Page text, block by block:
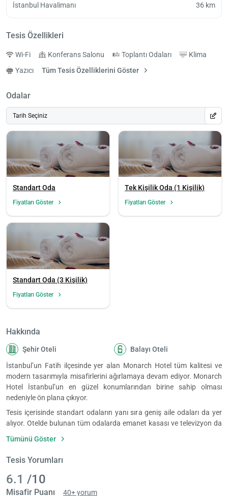
İstanbul Havalimanı
36 km
Tesis Özellikleri
Wi-Fi Konferans Salonu Toplantı Odaları
Klima
Yazıcı
Tüm Tesis Özelliklerini Göster
Odalar
Tarih Seçiniz
Standart Oda
Fiyatları Göster
Tek Kişilik Oda (1 Kişilik)
Fiyatları Göster
Standart Oda (3 Kişilik)
Fiyatları Göster
Hakkında
Şehir Oteli
Balayı Oteli
İstanbul’un Fatih ilçesinde yer alan Monarch Hotel tüm kalitesi ve
modern tasarımıyla misafirlerini ağırlamaya devam ediyor. Monarch
Hotel İstanbul’un en güzel konumlarından birine sahip olması
nedeniyle ön plana çıkıyor.
Tesis içerisinde standart odaların yanı sıra geniş aile odaları da yer
alıyor. Otelde bulunan tüm odalarda emanet kasası ve televizyon da
mevcut. Aynı zamanda odalarda kıyafetlerinizi yerleştirebileceğiniz
etmeniz de mümkün.
Misafirler konaklama süresi boyunca kafe hizmetinden de
yararlanabiliyor.
Tümünü Göster
Tesis Yorumları
6.1 /10
Misafir Puanı 40+ yorum